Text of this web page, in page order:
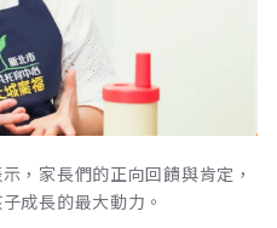
，家長們的正向回饋與肯定，
成長的最大動力。